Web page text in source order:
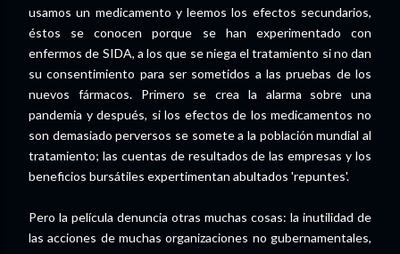
usamos un medicamento y leemos los efectos secundarios,
éstos se conocen porque se han experimentado con
enfermos de SIDA, a los que se niega el tratamiento si no dan
su consentimiento para ser sometidos a las pruebas de los
nuevos fármacos. Primero se crea la alarma sobre una
pandemia y después, si los efectos de los medicamentos no
son demasiado perversos se somete a la población mundial al
tratamiento; las cuentas de resultados de las empresas y los
beneficios bursátiles expertimentan abultados 'repuntes'.
Pero la película denuncia otras muchas cosas: la inutilidad de
las acciones de muchas organizaciones no gubernamentales,